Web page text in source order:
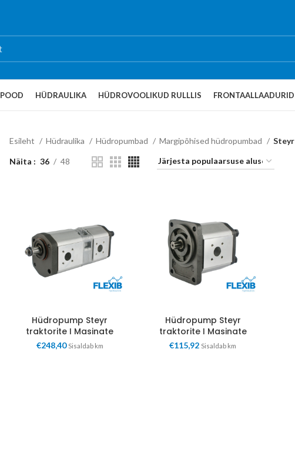
POOD HÜDRAULIKA HÜDROVOOLIKUD RULLLIS FRONTAALLAADURID
Esileht Hüdraulika Hüdropumbad Margipõhised hüdropumbad Steyr
Näita 36 48
Hüdropump Steyr
traktorite I Masinate
€248,40 Sisaldab km
Hüdropump Steyr
traktorite I Masinate
€115,92 Sisaldab km